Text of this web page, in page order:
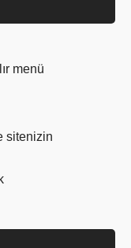
menü
sitenizin